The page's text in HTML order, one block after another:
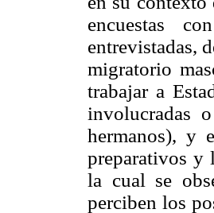
encuestas
entrevistadas,
migratorio
trabajar a
involucradas
hermanos), y
preparativos
la cual se
perciben los